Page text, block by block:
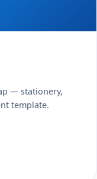
— stationery,
template.